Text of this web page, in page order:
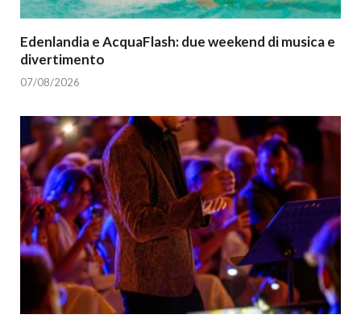
Edenlandia e AcquaFlash: due weekend di musica e
divertimento
07/08/2026